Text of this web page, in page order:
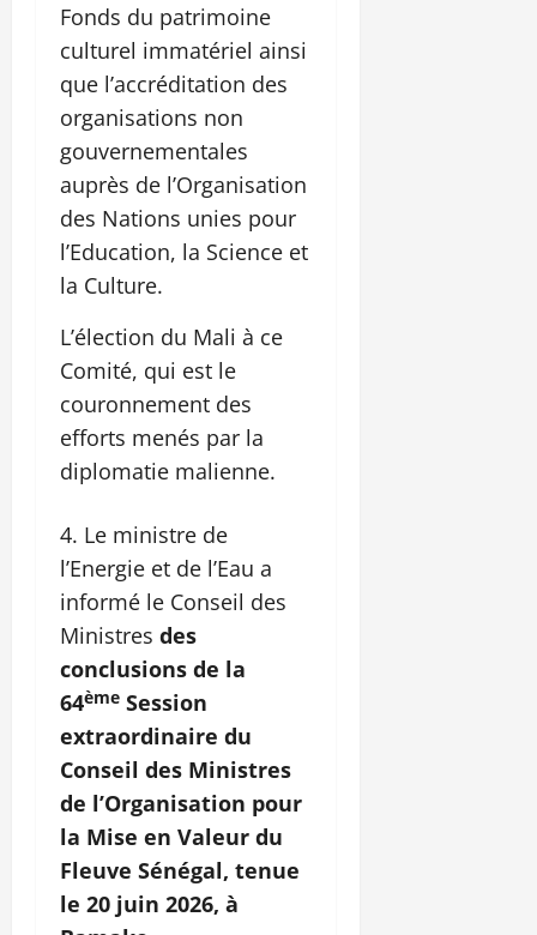
Fonds du patrimoine
culturel immatériel ainsi
que l’accréditation des
organisations non
gouvernementales
auprès de l’Organisation
des Nations unies pour
l’Education, la Science et
la Culture.
L’élection du Mali à ce
Comité, qui est le
couronnement des
efforts menés par la
diplomatie malienne.
Le ministre de
l’Energie et de l’Eau a
informé le Conseil des
Ministres des
conclusions de la
64ème Session
extraordinaire du
Conseil des Ministres
de l’Organisation pour
la Mise en Valeur du
Fleuve Sénégal, tenue
le 20 juin 2026, à